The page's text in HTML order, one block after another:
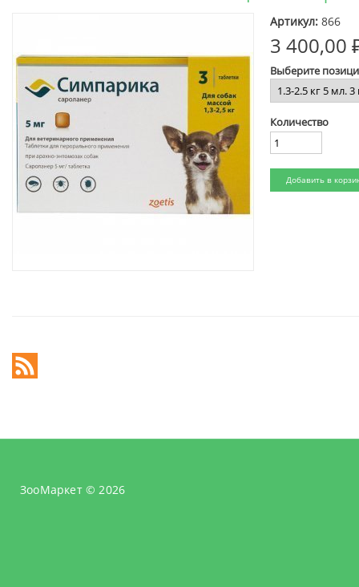
Артикул: 866
3 400,00
Выберите
Количество
ЗооМаркет © 2026